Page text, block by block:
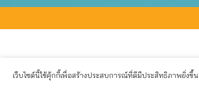
เว็บไซต์นี้ใช้คุ้กกี้เพื่อสร้างประสบการณ์ที่ดีมีประสิทธิภาพยิ่งขึ้
เว็บไซต์นี้ใช้คุกกี้เพื่อมอบประสบการณ์การใช้งานที่